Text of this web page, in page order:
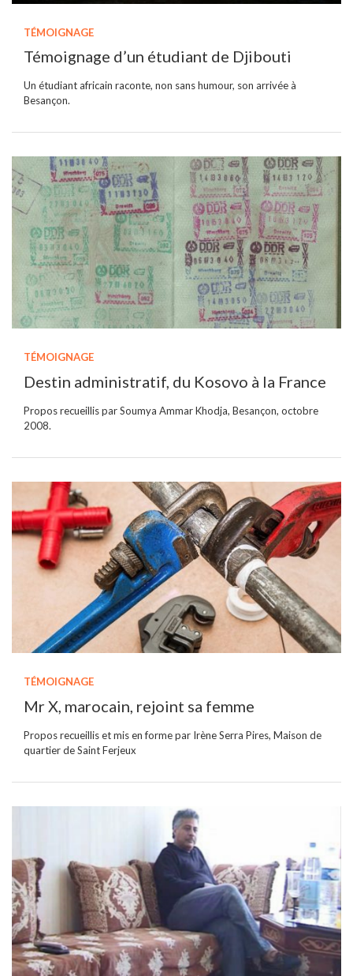
TÉMOIGNAGE
Témoignage d’un étudiant de Djibouti
Un étudiant africain raconte, non sans humour, son arrivée à
Besançon.
TÉMOIGNAGE
Destin administratif, du Kosovo à la France
Propos recueillis par Soumya Ammar Khodja, Besançon, octobre
2008.
TÉMOIGNAGE
Mr X, marocain, rejoint sa femme
Propos recueillis et mis en forme par Irène Serra Pires, Maison de
quartier de Saint Ferjeux